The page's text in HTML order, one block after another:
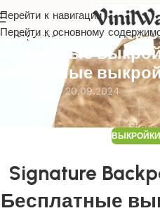
Перейти к навигации
Перейти к основному
ИЗ КОЖИ
Backpack
Вкл. 20.09.2024
Signature
Бесплатные